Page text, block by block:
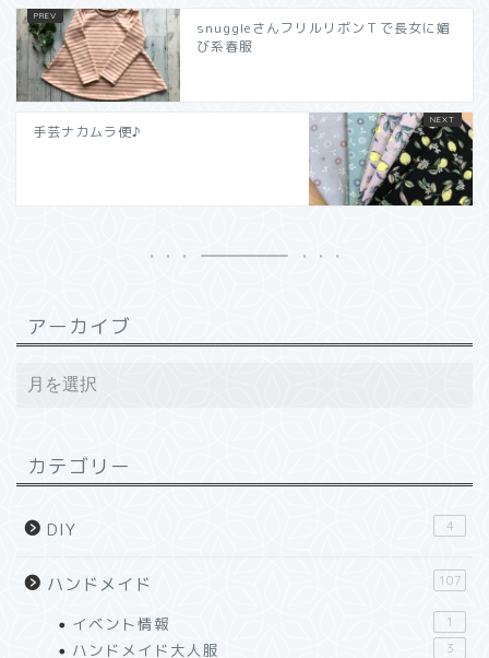
snuggleさんフリルリボンＴで長女に媚
び系春服
手芸ナカムラ便♪
アーカイブ
カテゴリー
DIY 4
ハンドメイド 107
イベント情報 1
ハンドメイド大人服 3